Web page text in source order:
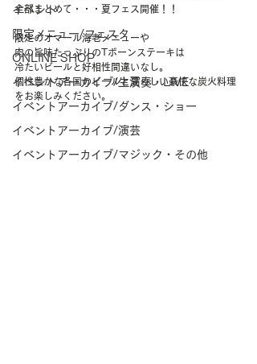
イベント
限定メニュー/フェスタ
ONLINE SHOP
イベントアーカイブ/生演奏・LIVE
イベントアーカイブ/ダンス・ショー
イベントアーカイブ/演芸
イベントアーカイブ/マジック・その他
全部まとめて・・・夏フェス開催！！
限定のオマール海老メニューや
肉の旨味たっぷりのTボーンステーキは
冷たいビールと好相性間違いなし。
個性豊かな各国のビールと夏らしい豪快な炭火料理
をお楽しみください。